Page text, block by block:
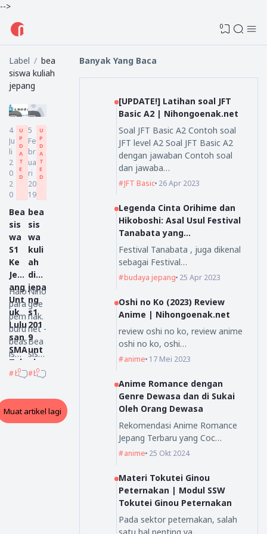
-->
0
Label
bea
siswa kuliah
jepang
U
P
D
A
T
E
D
4
Ju
li
2
0
2
0
Bea
sis
wa
S1
Ke
Jep
ang
Unt
uk
Lulu
san
SMA
Tah
un
0
Mon
buk
Halo
para
pem
buru
beas
iswa
Jepa
ah
beasiswa ke jepang
0
U
P
D
A
T
E
D
5
Fe
br
ua
ri
20
19
bea
sis
wa
kuli
ah
di
jepa
ng
s1
201
9
unt
uk
lulu
sma
,Mit
sui-
Niho
goe
nak.
net -
Bea
sisw
atau
l
beasiswa ke jepang
0
Muat artikel lagi
Banyak Yang Baca
[UPDATE!] Latihan soal JFT
Basic A2 | Nihongoenak.net
Soal JFT Basic A2 Contoh soal
JFT level A2 Soal JFT Basic A2
dengan jawaban Contoh soal
dan jawaba…
JFT Basic 26 Apr 2023
Legenda Cinta Orihime dan
Hikoboshi: Asal Usul Festival
Tanabata yang
Mengagumkan
Festival Tanabata , juga dikenal
sebagai Festival…
budaya jepang 25 Apr 2023
Oshi no Ko (2023) Review
Anime | Nihongoenak.net
review oshi no ko, review anime
oshi no ko, oshi…
anime 17 Mei 2023
Anime Romance dengan
Genre Dewasa dan di Sukai
Oleh Orang Dewasa
Rekomendasi Anime Romance
Jepang Terbaru yang Coc…
anime 25 Okt 2024
Materi Tokutei Ginou
Peternakan | Modul SSW
Tokutei Ginou Peternakan
Pada sektor peternakan, salah
satu hal penting ya…